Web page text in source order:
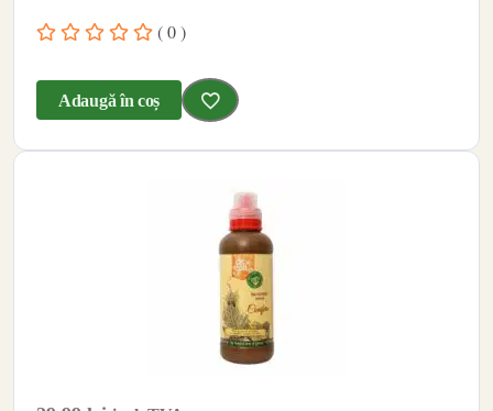
( 0 )
Adaugă în coș